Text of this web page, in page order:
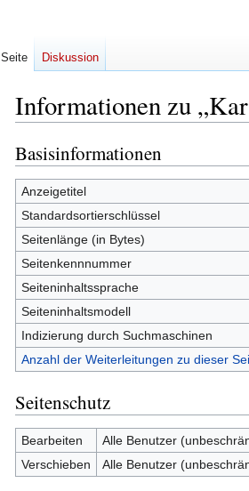
Informationen zu
Zur
Navigation
springen
Zur
Suche
springen
Basisinformationen
Anzeigetitel
Standardsortierschlüssel
Seitenlänge (in Bytes)
Seitenkennnummer
Seiteninhaltssprache
Seiteninhaltsmodell
Indizierung durch Suchmaschinen
Anzahl der Weiterleitungen zu dieser
Seitenschutz
Bearbeiten
Alle Benutzer
Verschieben
Alle Benutzer
Seite Diskussion